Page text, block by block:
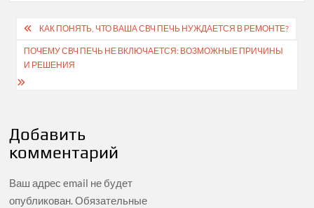
Навигация
по
записям
КАК ПОНЯТЬ, ЧТО ВАША СВЧ ПЕЧЬ НУЖДАЕТСЯ В РЕМОНТЕ?
ПОЧЕМУ СВЧ ПЕЧЬ НЕ ВКЛЮЧАЕТСЯ: ВОЗМОЖНЫЕ ПРИЧИНЫ
И РЕШЕНИЯ
Добавить
комментарий
Ваш адрес email не будет
опубликован.Обязательные